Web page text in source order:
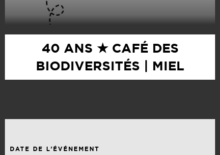
40 ANS ★ CAFÉ DES
BIODIVERSITÉS | MIEL
DATE DE L’ÉVÉNEMENT